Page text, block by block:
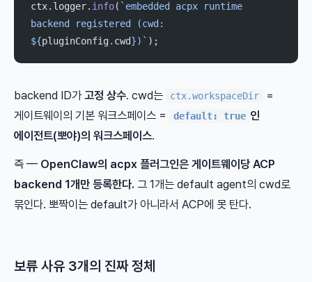
ctx.logger. info( `embedded acpx runtime
backend registered (cwd:
${pluginConfig. cwd})` );
backend ID가고정 상수. cwd는 ctx.workspaceDir
=
게이트웨이의 기본 워크스페이스 =
default: true 인
에이전트(뽀야)의 워크스페이스.
즉 — OpenClaw의 acpx 플러그인은 게이트웨이당 ACP
backend 1개만 등록한다. 그 1개는 default agent의 cwd로
묶인다. 뽀짝이는 default가 아니라서 ACP에 못 탄다.
보류 사유 3개의 진짜 정체